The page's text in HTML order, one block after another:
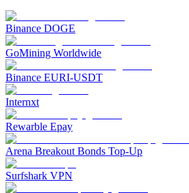
Binance DOGE
GoMining Worldwide
Binance EURI-USDT
Internxt
Rewarble Epay
Arena Breakout Bonds Top-Up
Surfshark VPN